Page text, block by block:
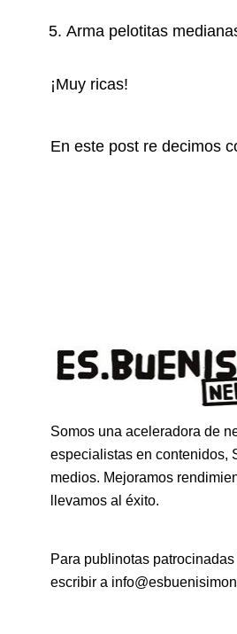
Arma pelotitas
¡Muy ricas!
En este post re decimos
Somos una aceleradora de
especialistas en contenidos,
medios. Mejoramos
llevamos al éxito.
Para publinotas
escribir a